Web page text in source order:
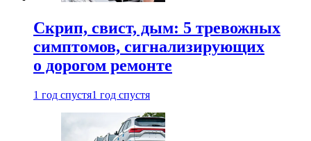
Скрип, свист, дым: 5 тревожных
симптомов, сигнализирующих
о дорогом ремонте
1 год спустя1 год спустя